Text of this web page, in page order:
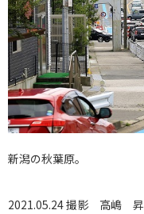
新潟の秋葉原。
2021.05.24 撮影 高嶋 昇